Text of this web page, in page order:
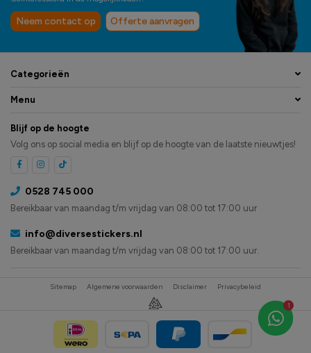
1
Neem contact op Offerte aanvragen
Categorieën
Menu
Blijf op de hoogte
Volg ons op social media en blijf op de hoogte van de laatste nieuwtjes!
0528 745 000
Bereikbaar van maandag t/m vrijdag van 08:00 tot 17:00 uur
info@diversestickers.nl
Bereikbaar van maandag t/m vrijdag van 08:00 tot 17:00 uur.
Sitemap Algemene voorwaarden Disclaimer Privacybeleid